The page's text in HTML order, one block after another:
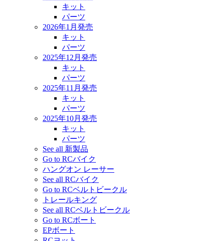
キット
パーツ
2026年1月発売
キット
パーツ
2025年12月発売
キット
パーツ
2025年11月発売
キット
パーツ
2025年10月発売
キット
パーツ
See all 新製品
Go to RCバイク
ハングオン レーサー
See all RCバイク
Go to RCベルトビークル
トレールキング
See all RCベルトビークル
Go to RCボート
EPボート